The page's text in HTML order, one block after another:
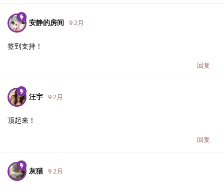
安静的房间 9 2月
签到支持！
回复
汪宇 9 2月
顶起来！
回复
灰猫 9 2月